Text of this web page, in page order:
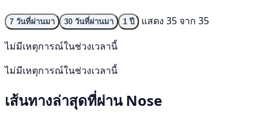
7 วันที่ผ่านมา 30 วันที่ผ่านมา 1 ปี
แสดง 35 จาก 35
ไม่มีเหตุการณ์ในช่วงเวลานี้
ไม่มีเหตุการณ์ในช่วงเวลานี้
เส้นทางล่าสุดที่ผ่าน Nose